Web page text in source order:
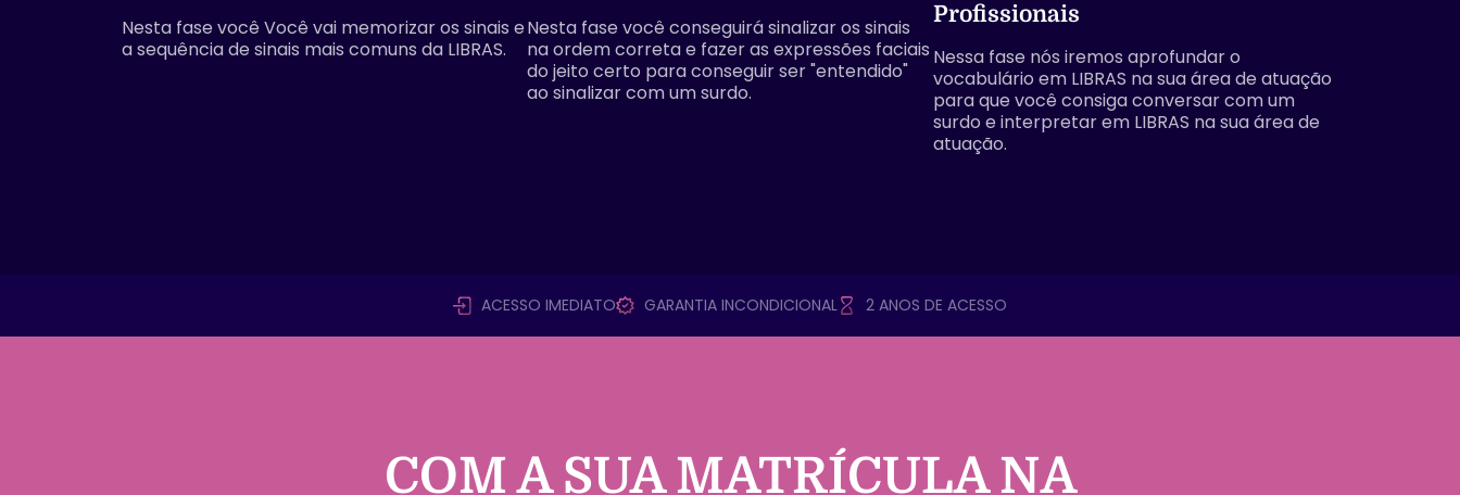
Nesta fase você Você vai memorizar os sinais e
a sequência de sinais mais comuns da LIBRAS.
Nesta fase você conseguirá sinalizar os sinais
na ordem correta e fazer as expressões faciais
do jeito certo para conseguir ser "entendido"
ao sinalizar com um surdo.
Profissionais
Nessa fase nós iremos aprofundar o
vocabulário em LIBRAS na sua área de atuação
para que você consiga conversar com um
surdo e interpretar em LIBRAS na sua área de
atuação.
ACESSO IMEDIATO GARANTIA INCONDICIONAL 2 ANOS DE ACESSO
COM A SUA MATRÍCULA NA